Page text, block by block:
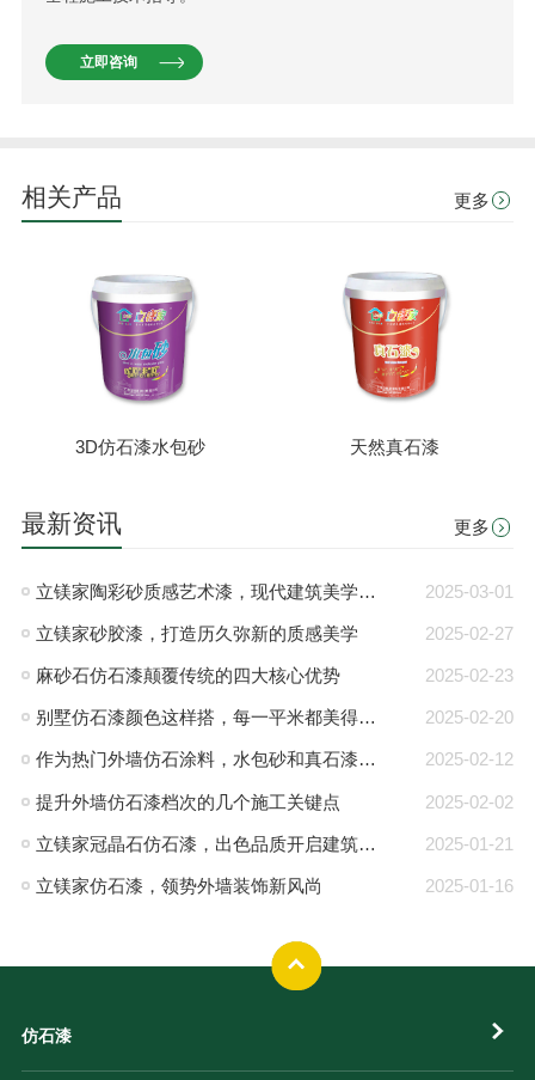
立即咨询
相关产品 更多
3D仿石漆水包砂 天然真石漆
最新资讯 更多
2025-03-01
立镁家陶彩砂质感艺术漆，现代建筑美学新典范
2025-02-27
立镁家砂胶漆，打造历久弥新的质感美学
2025-02-23
麻砂石仿石漆颠覆传统的四大核心优势
2025-02-20
别墅仿石漆颜色这样搭，每一平米都美得挪不开眼！
2025-02-12
作为热门外墙仿石涂料，水包砂和真石漆区别在哪儿？
2025-02-02
提升外墙仿石漆档次的几个施工关键点
2025-01-21
立镁家冠晶石仿石漆，出色品质开启建筑美学之旅！
2025-01-16
立镁家仿石漆，领势外墙装饰新风尚
仿石漆